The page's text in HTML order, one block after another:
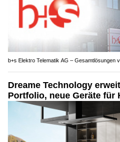
b+s Elektro Telematik AG – Gesamtlösungen
Dreame Technology
Portfolio, neue Geräte für